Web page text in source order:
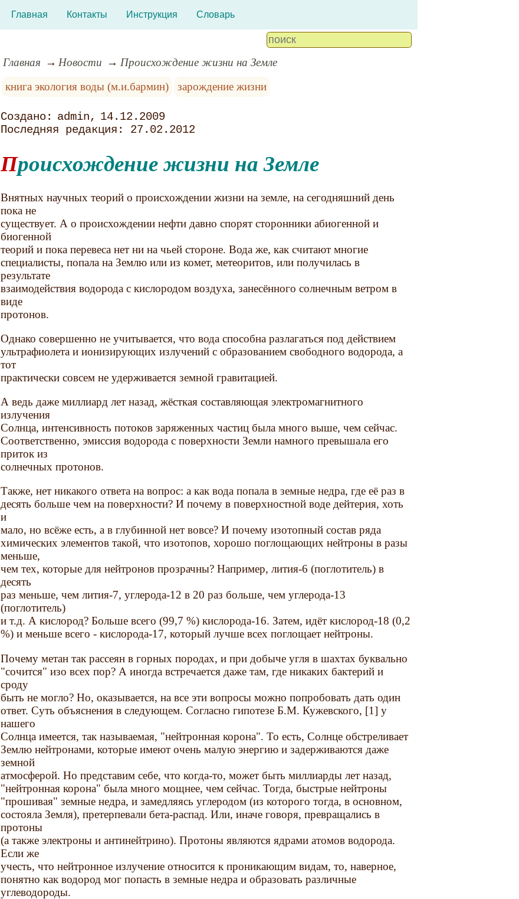
Главная Контакты Инструкция Словарь
Главная Новости
Происхождение жизни на Земле
книга экология воды (м.и.бармин)
зарождение жизни
admin
14.12.2009
27.02.2012
Происхождение жизни на Земле
Внятных научных теорий о происхождении жизни на земле, на сегодняшний день
пока не
существует. А о происхождении нефти давно спорят сторонники абиогенной и
биогенной
теорий и пока перевеса нет ни на чьей стороне. Вода же, как считают многие
специалисты, попала на Землю или из комет, метеоритов, или получилась в
результате
взаимодействия водорода с кислородом воздуха, занесённого солнечным ветром в
виде
протонов.
Однако совершенно не учитывается, что вода способна разлагаться под действием
ультрафиолета и ионизирующих излучений с образованием свободного водорода, а
тот
практически совсем не удерживается земной гравитацией.
А ведь даже миллиард лет назад, жёсткая составляющая электромагнитного
излучения
Солнца, интенсивность потоков заряженных частиц была много выше, чем сейчас.
Соответственно, эмиссия водорода с поверхности Земли намного превышала его
приток из
солнечных протонов.
Также, нет никакого ответа на вопрос: а как вода попала в земные недра, где её раз в
десять больше чем на поверхности? И почему в поверхностной воде дейтерия, хоть
и
мало, но всёже есть, а в глубинной нет вовсе? И почему изотопный состав ряда
химических элементов такой, что изотопов, хорошо поглощающих нейтроны в разы
меньше,
чем тех, которые для нейтронов прозрачны? Например, лития-6 (поглотитель) в
десять
раз меньше, чем лития-7, углерода-12 в 20 раз больше, чем углерода-13
(поглотитель)
и т.д. А кислород? Больше всего (99,7 %) кислорода-16. Затем, идёт кислород-18 (0,2
%) и меньше всего - кислорода-17, который лучше всех поглощает нейтроны.
Почему метан так рассеян в горных породах, и при добыче угля в шахтах буквально
"сочится" изо всех пор? А иногда встречается даже там, где никаких бактерий и
сроду
быть не могло? Но, оказывается, на все эти вопросы можно попробовать дать один
ответ. Суть объяснения в следующем. Согласно гипотезе Б.М. Кужевского, [1] у
нашего
Солнца имеется, так называемая, "нейтронная корона". То есть, Солнце обстреливает
Землю нейтронами, которые имеют очень малую энергию и задерживаются даже
земной
атмосферой. Но представим себе, что когда-то, может быть миллиарды лет назад,
"нейтронная корона" была много мощнее, чем сейчас. Тогда, быстрые нейтроны
"прошивая" земные недра, и замедляясь углеродом (из которого тогда, в основном,
состояла Земля), претерпевали бета-распад. Или, иначе говоря, превращались в
протоны
(а также электроны и антинейтрино). Протоны являются ядрами атомов водорода.
Если же
учесть, что нейтронное излучение относится к проникающим видам, то, наверное,
понятно как водород мог попасть в земные недра и образовать различные
углеводороды.